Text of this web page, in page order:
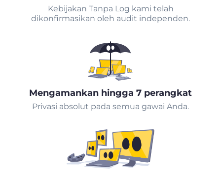
Kebijakan Tanpa Log kami telah
dikonfirmasikan oleh audit independen.
Mengamankan hingga 7 perangkat
Privasi absolut pada semua gawai Anda.